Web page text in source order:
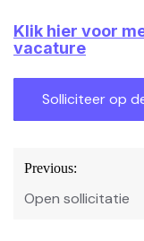
Klik hier voor
vacature
Bericht
navigatie
Previous:
Open sollicitatie